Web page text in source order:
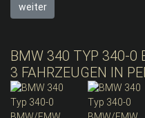
weiter
BMW 340 TYP 340-0
3 FAHRZEUGEN IN